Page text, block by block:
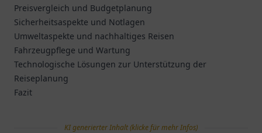
Preisvergleich und Budgetplanung
Sicherheitsaspekte und Notlagen
Umweltaspekte und nachhaltiges Reisen
Fahrzeugpflege und Wartung
Technologische Lösungen zur Unterstützung der
Reiseplanung
Fazit
KI generierter Inhalt (klicke für mehr Infos)